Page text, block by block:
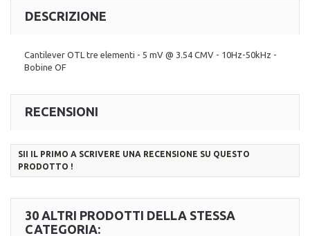
DESCRIZIONE
Cantilever OTL tre elementi - 5 mV @ 3.54 CMV - 10Hz-50kHz -
Bobine OF
RECENSIONI
SII IL PRIMO A SCRIVERE UNA RECENSIONE SU QUESTO
PRODOTTO !
30 ALTRI PRODOTTI DELLA STESSA
CATEGORIA: